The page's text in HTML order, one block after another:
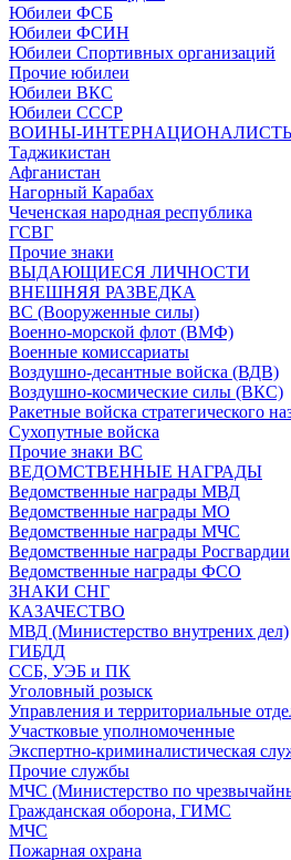
Юбилеи ФСБ
Юбилеи ФСИН
Юбилеи Спортивных организаций
Прочие юбилеи
Юбилеи ВКС
Юбилеи СССР
ВОИНЫ-
Таджикистан
Афганистан
Нагорный Карабах
Чеченская народная республика
ГСВГ
Прочие знаки
ВЫДАЮЩИЕСЯ ЛИЧНОСТИ
ВНЕШНЯЯ РАЗВЕДКА
ВС (Вооруженные силы)
Военно-морской флот (ВМФ)
Военные комиссариаты
Воздушно-десантные войска (ВДВ)
Воздушно-космические силы (ВКС)
Ракетные войска стратегического
Сухопутные войска
Прочие знаки ВС
ВЕДОМСТВЕННЫЕ НАГРАДЫ
Ведомственные награды МВД
Ведомственные награды МО
Ведомственные награды МЧС
Ведомственные награды Росгвардии
Ведомственные награды ФСО
ЗНАКИ СНГ
КАЗАЧЕСТВО
МВД (Министерство внутрених дел)
ГИБДД
ССБ, УЭБ и ПК
Уголовный розыск
Управления и территориальные
Участковые уполномоченные
Экспертно-криминалистическая
Прочие службы
МЧС (Министерство по
Гражданская оборона, ГИМС
МЧС
Пожарная охрана